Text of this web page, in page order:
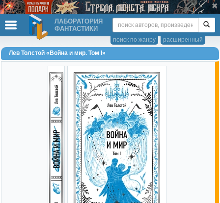
ЛАБОРАТОРИЯ
ФАНТАСТИКИ
расширенный
поиск по жанру
Лев Толстой «Война и мир. Том I»